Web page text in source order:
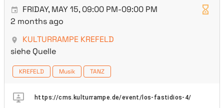
FRIDAY, MAY 15, 09:00 PM-09:00 PM
2 months ago
KULTURRAMPE KREFELD
siehe Quelle
KREFELD Musik TANZ
https://cms.kulturrampe.de/event/los-fastidios-4/